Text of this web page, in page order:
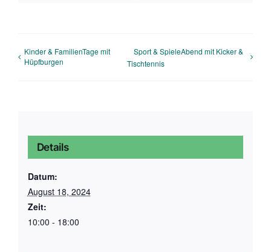
Kinder & FamilienTage mit
Hüpfburgen
Sport & SpieleAbend mit Kicker &
Tischtennis
Details
Datum:
August 18, 2024
Zeit:
10:00 - 18:00